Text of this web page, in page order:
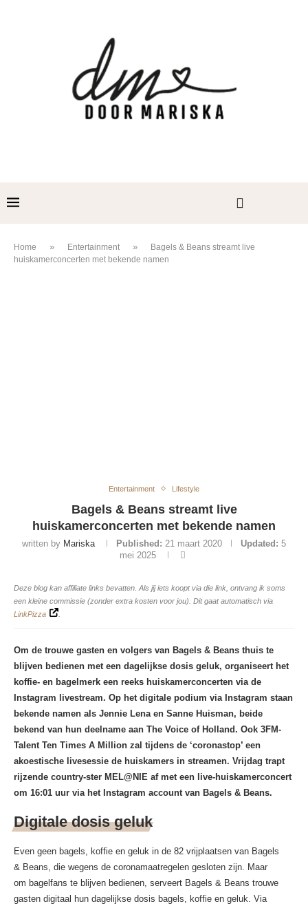
Home » Entertainment »
Bagels & Beans streamt live
huiskamerconcerten met bekende namen
Entertainment Lifestyle
Bagels & Beans streamt live
huiskamerconcerten met bekende namen
written by Mariska Published: 21 maart 2020 Updated: 5
mei 2025
Deze blog kan affiliate links bevatten. Als jij iets koopt via die link, ontvang ik soms
een kleine commissie (zonder extra kosten voor jou). Dit gaat automatisch via
LinkPizza
Om de trouwe gasten en volgers van Bagels & Beans thuis te
blijven bedienen met een dagelijkse dosis geluk, organiseert het
koffie- en bagelmerk een reeks huiskamerconcerten via de
Instagram livestream. Op het digitale podium via Instagram staan
bekende namen als Jennie Lena en Sanne Huisman, beide
bekend van hun deelname aan The Voice of Holland. Ook 3FM-
Talent Ten Times A Million zal tijdens de ‘coronastop’ een
akoestische livesessie de huiskamers in streamen. Vrijdag trapt
rijzende country-ster MEL@NIE af met een live-huiskamerconcert
om 16:01 uur via het Instagram account van Bagels & Beans.
Digitale dosis geluk
Even geen bagels, koffie en geluk in de 82 vrijplaatsen van Bagels
& Beans, die wegens de coronamaatregelen gesloten zijn. Maar
om bagelfans te blijven bedienen, serveert Bagels & Beans trouwe
gasten digitaal hun dagelijkse dosis bagels, koffie en geluk. Via